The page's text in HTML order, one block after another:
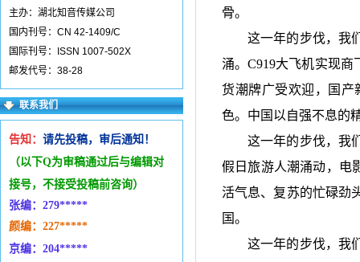
主办：湖北知音传媒公司
国内刊号：CN 42-1409/C
国际刊号：ISSN 1007-502X
邮发代号：38-28
联系我们
告知： 请先投稿，审后通知！
（以下Q为审稿通过后与编辑对
接号，不接受投稿前咨询）
张编：279*****
颜编：227*****
京编：204*****
骨。
这一年的步伐，我
涌。C919大飞机实现商
货潮牌广受欢迎，国产
色。中国以自强不息的
这一年的步伐，我
假日旅游人潮涌动，电
活气息、复苏的忙碌劲
国。
这一年的步伐，我